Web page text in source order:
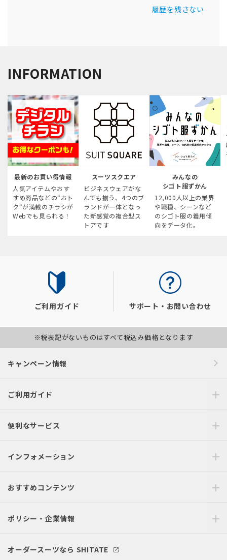
履歴を残さない
INFORMATION
最新のお買い得情報
人気アイテムやおす
すめ商品などの“おト
ク“が満載のチラシが
Webでも見られる！
スーツスクエア
ビジネスウェアがな
んでも揃う、4つのブ
ランドが一体となっ
た新感覚の複合型ス
トアです
みんなの
シゴト服ずかん
12,000人以上の業界
や職種、シーンなど
のシゴト服の着用傾
向をデータ化。
ご利用ガイド サポート・お問い合わせ
※税表記がないものはすべて税込み価格となります
キャンペーン情報
ご利用ガイド
便利なサービス
インフォメーション
おすすめコンテンツ
ポリシー・企業情報
オーダースーツなら SHITATE